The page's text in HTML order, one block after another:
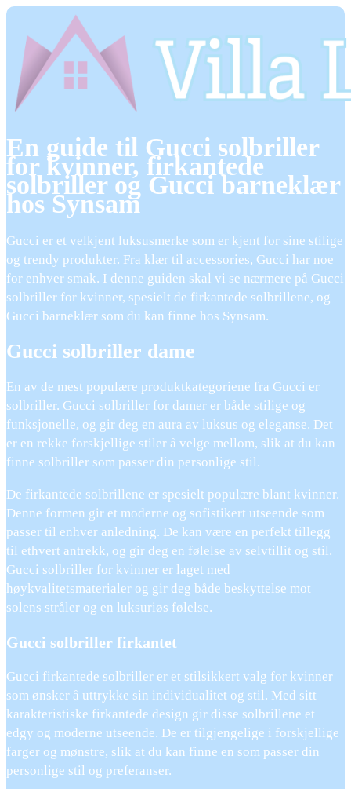
En guide til Gucci solbriller
for kvinner, firkantede
solbriller og Gucci barneklær
hos Synsam
Gucci er et velkjent luksusmerke som er kjent for sine stilige
og trendy produkter. Fra klær til accessories, Gucci har noe
for enhver smak. I denne guiden skal vi se nærmere på Gucci
solbriller for kvinner, spesielt de firkantede solbrillene, og
Gucci barneklær som du kan finne hos Synsam.
Gucci solbriller dame
En av de mest populære produktkategoriene fra Gucci er
solbriller. Gucci solbriller for damer er både stilige og
funksjonelle, og gir deg en aura av luksus og eleganse. Det
er en rekke forskjellige stiler å velge mellom, slik at du kan
finne solbriller som passer din personlige stil.
De firkantede solbrillene er spesielt populære blant kvinner.
Denne formen gir et moderne og sofistikert utseende som
passer til enhver anledning. De kan være en perfekt tillegg
til ethvert antrekk, og gir deg en følelse av selvtillit og stil.
Gucci solbriller for kvinner er laget med
høykvalitetsmaterialer og gir deg både beskyttelse mot
solens stråler og en luksuriøs følelse.
Gucci solbriller firkantet
Gucci firkantede solbriller er et stilsikkert valg for kvinner
som ønsker å uttrykke sin individualitet og stil. Med sitt
karakteristiske firkantede design gir disse solbrillene et
edgy og moderne utseende. De er tilgjengelige i forskjellige
farger og mønstre, slik at du kan finne en som passer din
personlige stil og preferanser.